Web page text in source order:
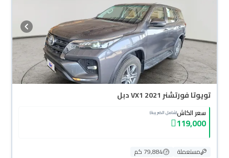
تويوتا فورتشنر VX1 2021 دبل
سعر الكاش(شامل الضريبة)
119,000
مستعملة
79,884 كم